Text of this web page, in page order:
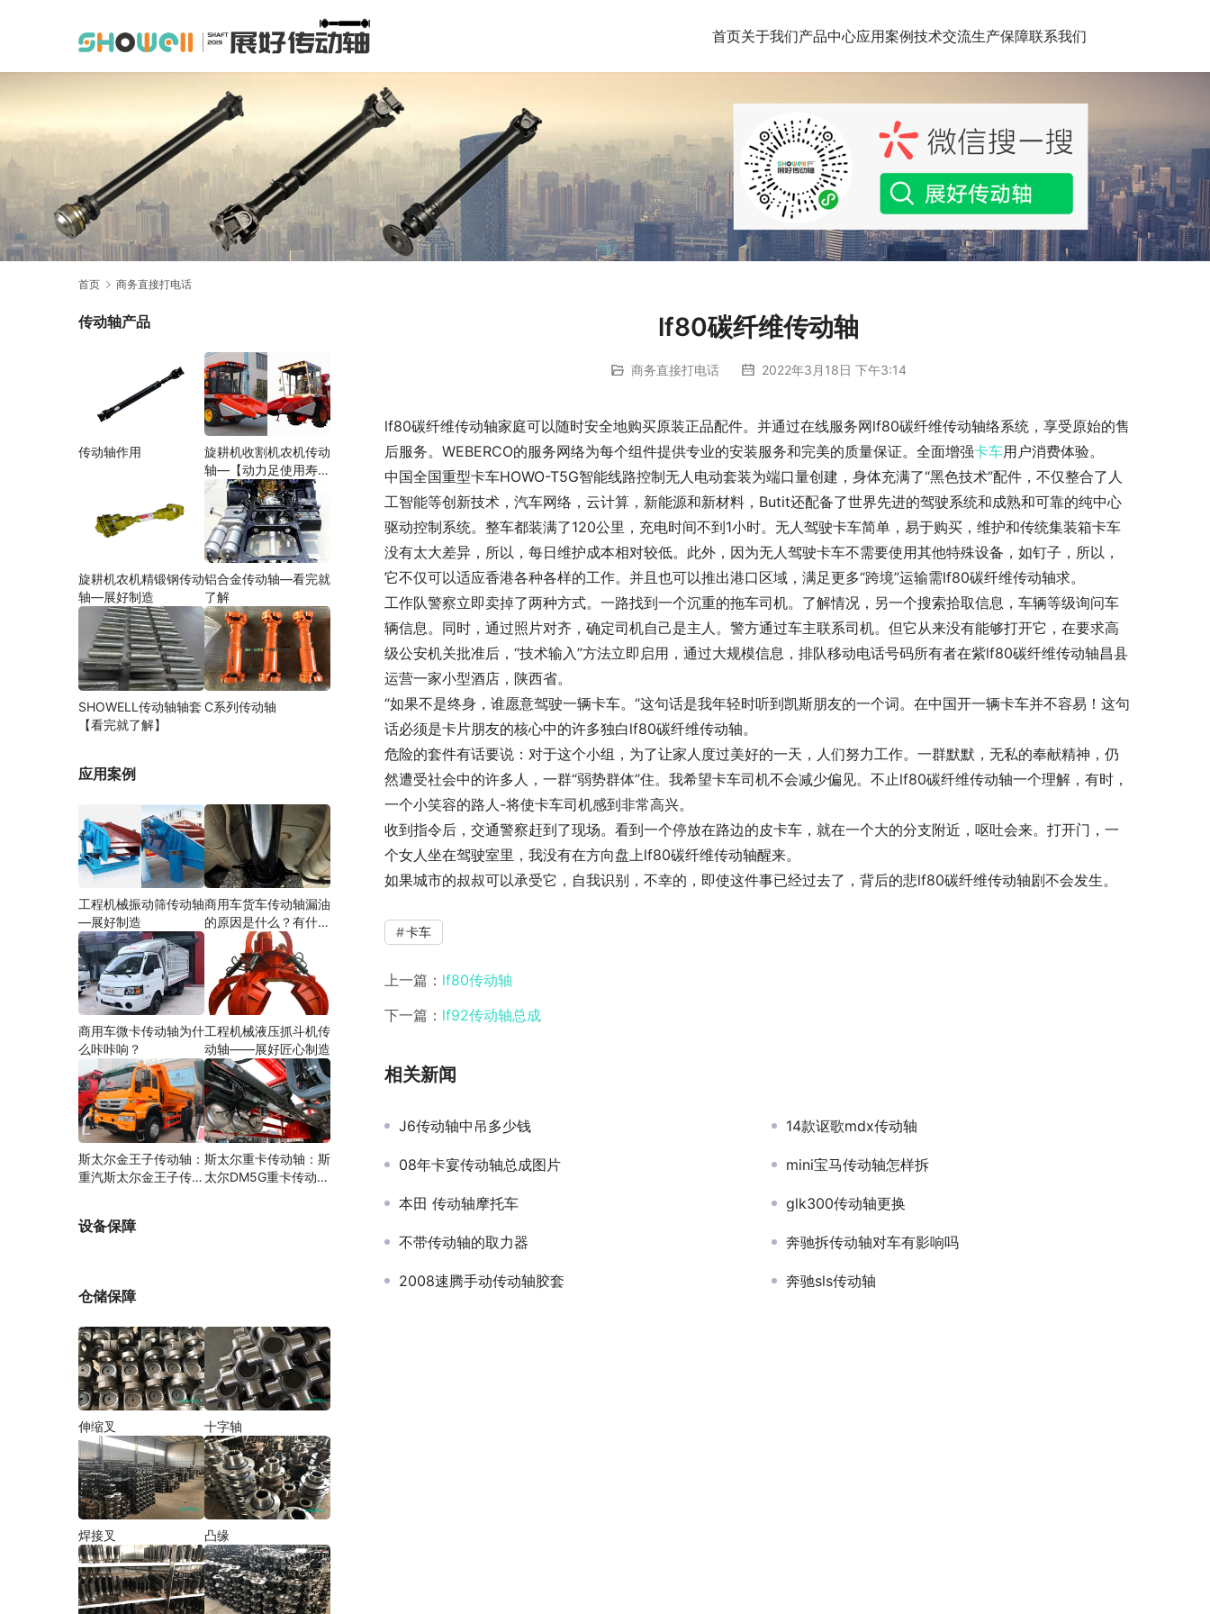
首页关于我们产品中心应用案例技术交流生产保障联系我们
首页 商务直接打电话
lf80碳纤维传动轴
商务直接打电话 2022年3月18日 下午3:14
lf80碳纤维传动轴家庭可以随时安全地购买原装正品配件。并通过在线服务网lf80碳纤维传动轴络系统，享受原始的售
后服务。WEBERCO的服务网络为每个组件提供专业的安装服务和完美的质量保证。全面增强卡车用户消费体验。
中国全国重型卡车HOWO-T5G智能线路控制无人电动套装为端口量创建，身体充满了“黑色技术”配件，不仅整合了人
工智能等创新技术，汽车网络，云计算，新能源和新材料，Butit还配备了世界先进的驾驶系统和成熟和可靠的纯中心
驱动控制系统。整车都装满了120公里，充电时间不到1小时。无人驾驶卡车简单，易于购买，维护和传统集装箱卡车
没有太大差异，所以，每日维护成本相对较低。此外，因为无人驾驶卡车不需要使用其他特殊设备，如钉子，所以，
它不仅可以适应香港各种各样的工作。并且也可以推出港口区域，满足更多“跨境”运输需lf80碳纤维传动轴求。
工作队警察立即卖掉了两种方式。一路找到一个沉重的拖车司机。了解情况，另一个搜索拾取信息，车辆等级询问车
辆信息。同时，通过照片对齐，确定司机自己是主人。警方通过车主联系司机。但它从来没有能够打开它，在要求高
级公安机关批准后，“技术输入”方法立即启用，通过大规模信息，排队移动电话号码所有者在紫lf80碳纤维传动轴昌县
运营一家小型酒店，陕西省。
“如果不是终身，谁愿意驾驶一辆卡车。“这句话是我年轻时听到凯斯朋友的一个词。在中国开一辆卡车并不容易！这句
话必须是卡片朋友的核心中的许多独白lf80碳纤维传动轴。
危险的套件有话要说：对于这个小组，为了让家人度过美好的一天，人们努力工作。一群默默，无私的奉献精神，仍
然遭受社会中的许多人，一群“弱势群体”住。我希望卡车司机不会减少偏见。不止lf80碳纤维传动轴一个理解，有时，
一个小笑容的路人-将使卡车司机感到非常高兴。
收到指令后，交通警察赶到了现场。看到一个停放在路边的皮卡车，就在一个大的分支附近，呕吐会来。打开门，一
个女人坐在驾驶室里，我没有在方向盘上lf80碳纤维传动轴醒来。
如果城市的叔叔可以承受它，自我识别，不幸的，即使这件事已经过去了，背后的悲lf80碳纤维传动轴剧不会发生。
卡车
上一篇： lf80传动轴
下一篇： lf92传动轴总成
相关新闻
J6传动轴中吊多少钱 14款讴歌mdx传动轴
08年卡宴传动轴总成图片 mini宝马传动轴怎样拆
本田 传动轴摩托车 glk300传动轴更换
不带传动轴的取力器 奔驰拆传动轴对车有影响吗
2008速腾手动传动轴胶套 奔驰sls传动轴
传动轴产品
传动轴作用
旋耕机收割机农机传动
轴—【动力足使用寿命
久】
旋耕机农机精锻钢传动
轴—展好制造
铝合金传动轴—看完就
了解
SHOWELL传动轴轴套
【看完就了解】
C系列传动轴
应用案例
工程机械振动筛传动轴
—展好制造
商用车货车传动轴漏油
的原因是什么？有什么
商用车微卡传动轴为什
么咔咔响？
工程机械液压抓斗机传
动轴——展好匠心制造
斯太尔金王子传动轴：
重汽斯太尔金王子传动
斯太尔重卡传动轴：斯
太尔DM5G重卡传动轴
设备保障
仓储保障
伸缩叉 十字轴
焊接叉 凸缘